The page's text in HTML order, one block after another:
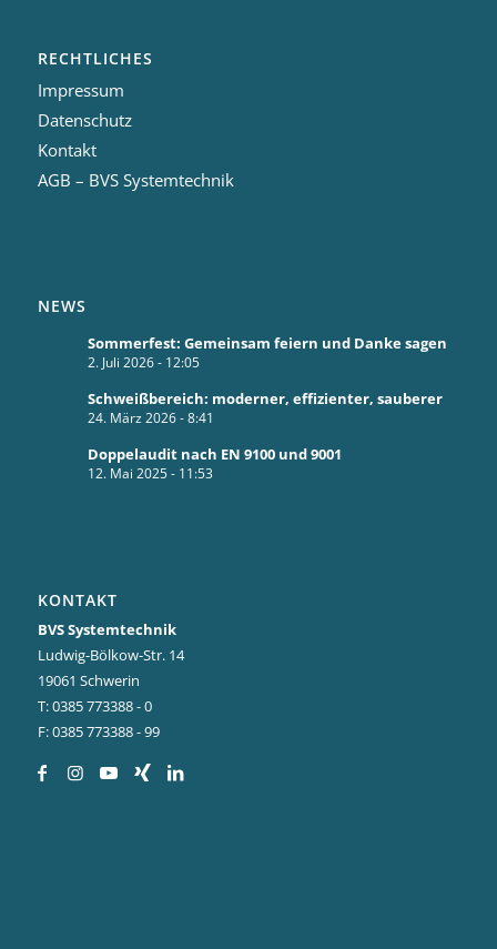
RECHTLICHES
Impressum
Datenschutz
Kontakt
AGB – BVS Systemtechnik
NEWS
Sommerfest: Gemeinsam feiern und Danke sagen
2. Juli 2026 - 12:05
Schweißbereich: moderner, effizienter, sauberer
24. März 2026 - 8:41
Doppelaudit nach EN 9100 und 9001
12. Mai 2025 - 11:53
KONTAKT
BVS Systemtechnik
Ludwig-Bölkow-Str. 14
19061 Schwerin
T: 0385 773388 - 0
F: 0385 773388 - 99